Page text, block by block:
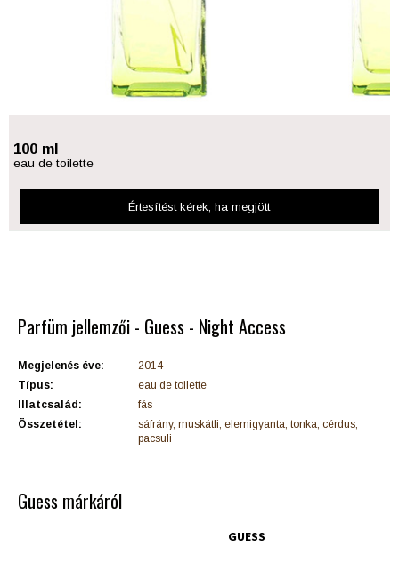
100 ml
eau de toilette
Értesítést kérek, ha megjött
Parfüm jellemzői - Guess - Night Access
Megjelenés éve:
2014
Típus:
eau de toilette
Illatcsalád:
fás
Összetétel:
sáfrány, muskátli, elemigyanta, tonka, cérdus,
pacsuli
Guess márkáról
GUESS